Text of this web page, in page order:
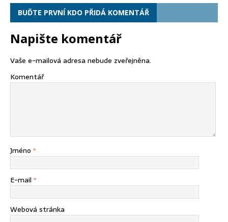
BUĎTE PRVNÍ KDO PŘIDÁ KOMENTÁŘ
Napište komentář
Vaše e-mailová adresa nebude zveřejněna.
Komentář
Jméno *
E-mail *
Webová stránka